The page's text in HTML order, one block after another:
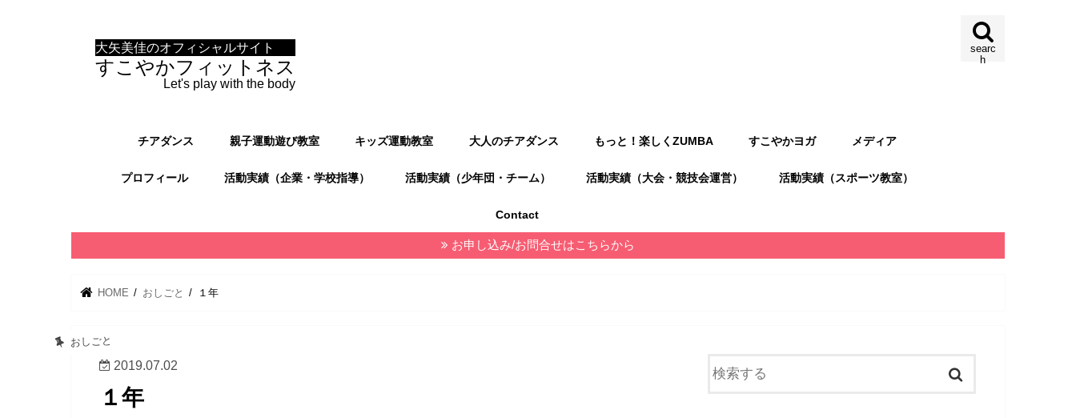
大矢美佳のオフィシャルサイト
すこやかフィットネス
Let's play with the body
searc
h
チアダンス 親子運動遊び教室 キッズ運動教室 大人のチアダンス もっと！楽しくZUMBA すこやかヨガ メディア
プロフィール 活動実績（企業・学校指導） 活動実績（少年団・チーム） 活動実績（大会・競技会運営） 活動実績（スポーツ教室）
Contact
お申し込み/お問合せはこちらから
HOME おしごと １年
おしごと
2019.07.02
１年